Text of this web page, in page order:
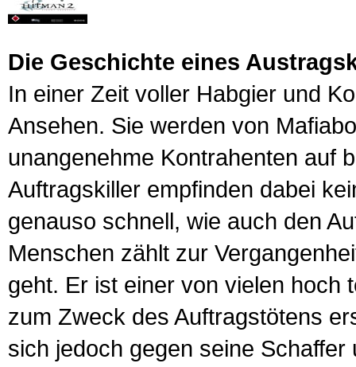
Die Geschichte eines
In einer Zeit voller Habgier und
Ansehen. Sie werden von
unangenehme Kontrahenten auf
Auftragskiller empfinden dabei
genauso schnell, wie auch den
Menschen zählt zur
geht. Er ist einer von vielen hoch
zum Zweck des Auftragstötens
sich jedoch gegen seine